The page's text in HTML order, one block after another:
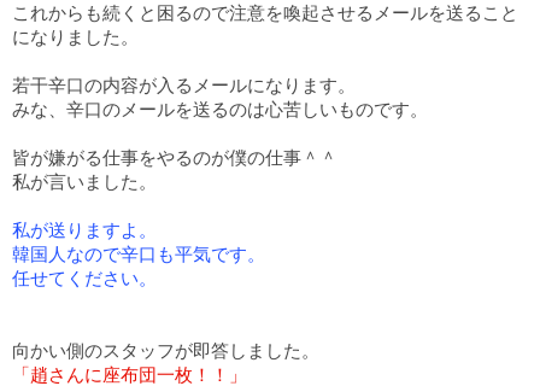
これからも続くと困るので注意を喚起させるメールを送ること
になりました。
若干辛口の内容が入るメールになります。
みな、辛口のメールを送るのは心苦しいものです。
皆が嫌がる仕事をやるのが僕の仕事＾＾
私が言いました。
私が送りますよ。
韓国人なので辛口も平気です。
任せてください。
向かい側のスタッフが即答しました。
「趙さんに座布団一枚！！」